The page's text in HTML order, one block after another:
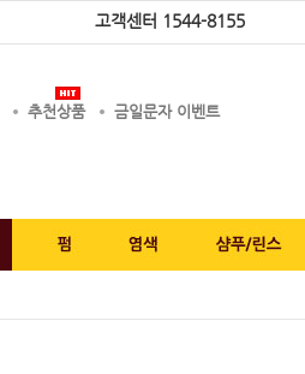
고객센터 1544-8155
추천상품 금일문자 이벤트